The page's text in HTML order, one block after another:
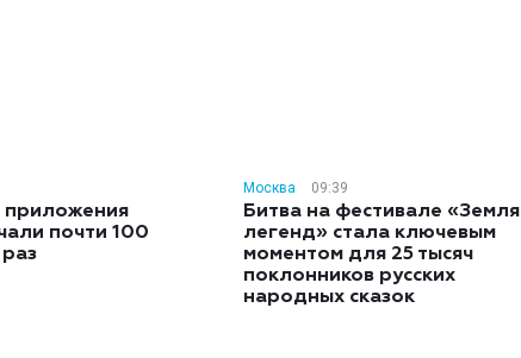
приложения
почти 100
Москва 09:39
Битва на фестивале «Земля
легенд» стала ключевым
моментом для 25 тысяч
поклонников русских
народных сказок